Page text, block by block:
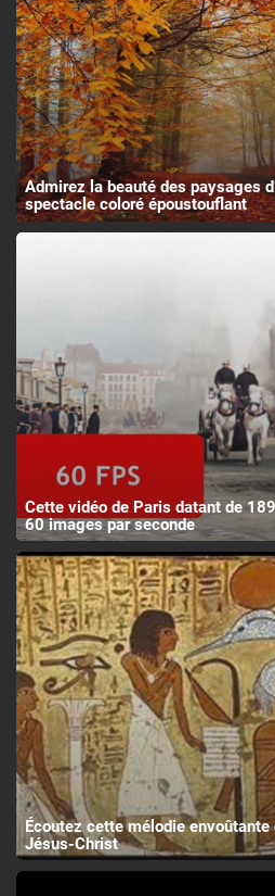
Admirez la beauté des paysages
spectacle coloré époustouflant
Cette vidéo de Paris datant de
60 images par seconde
Écoutez cette mélodie
Jésus-Christ